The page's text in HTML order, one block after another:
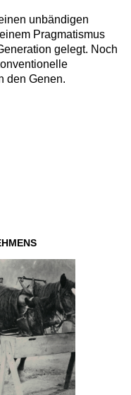
unbändigen
Pragmatismus
gelegt. Noch
den Genen.